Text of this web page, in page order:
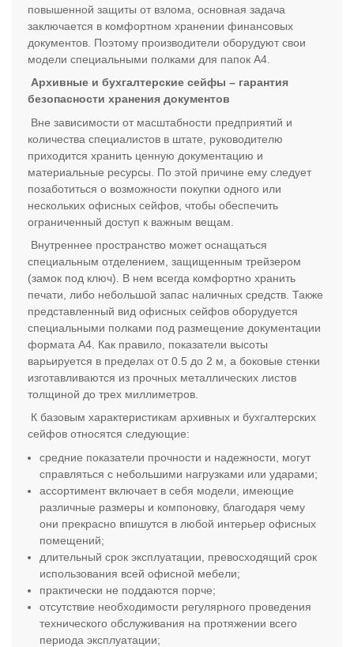
повышенной защиты от взлома, основная задача
заключается в комфортном хранении финансовых
документов. Поэтому производители оборудуют свои
модели специальными полками для папок А4.
Архивные и бухгалтерские сейфы – гарантия
безопасности хранения документов
Вне зависимости от масштабности предприятий и
количества специалистов в штате, руководителю
приходится хранить ценную документацию и
материальные ресурсы. По этой причине ему следует
позаботиться о возможности покупки одного или
нескольких офисных сейфов, чтобы обеспечить
ограниченный доступ к важным вещам.
Внутреннее пространство может оснащаться
специальным отделением, защищенным трейзером
(замок под ключ). В нем всегда комфортно хранить
печати, либо небольшой запас наличных средств. Также
представленный вид офисных сейфов оборудуется
специальными полками под размещение документации
формата А4. Как правило, показатели высоты
варьируется в пределах от 0.5 до 2 м, а боковые стенки
изготавливаются из прочных металлических листов
толщиной до трех миллиметров.
К базовым характеристикам архивных и бухгалтерских
сейфов относятся следующие:
средние показатели прочности и надежности, могут
справляться с небольшими нагрузками или ударами;
ассортимент включает в себя модели, имеющие
различные размеры и компоновку, благодаря чему
они прекрасно впишутся в любой интерьер офисных
помещений;
длительный срок эксплуатации, превосходящий срок
использования всей офисной мебели;
практически не поддаются порче;
отсутствие необходимости регулярного проведения
технического обслуживания на протяжении всего
периода эксплуатации;